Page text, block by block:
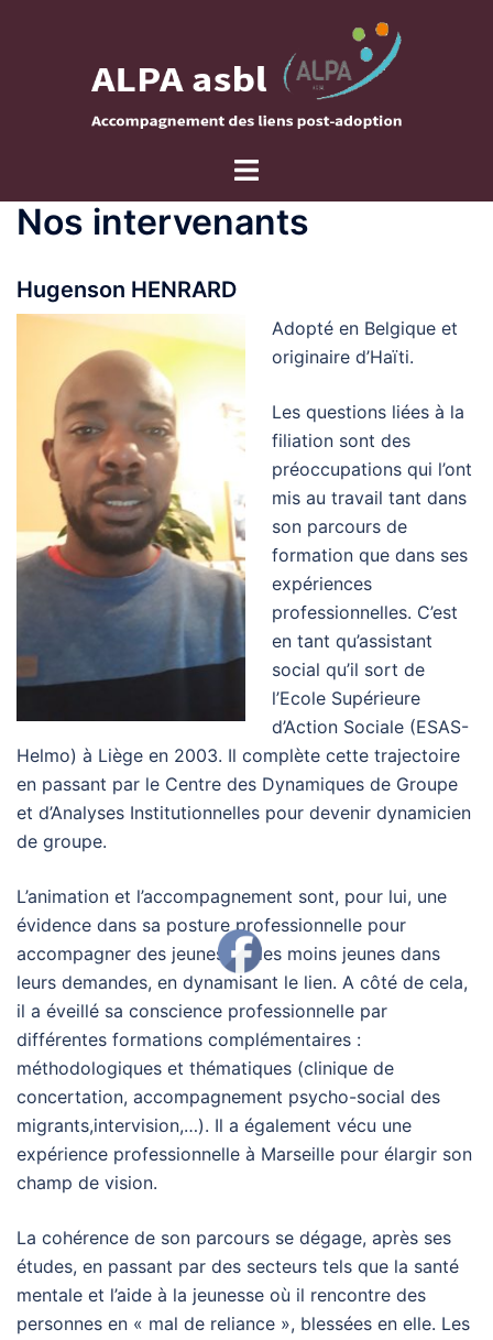
Ouvrir/fermer
menu
Nos intervenants
Hugenson HENRARD
Adopté en Belgique et
originaire d’Haïti.
Les questions liées à la
filiation sont des
préoccupations qui l’ont
mis au travail tant dans
son parcours de
formation que dans ses
expériences
professionnelles. C’est
en tant qu’assistant
social qu’il sort de
l’Ecole Supérieure
d’Action Sociale (ESAS-
Helmo) à Liège en 2003. Il complète cette trajectoire
en passant par le Centre des Dynamiques de Groupe
et d’Analyses Institutionnelles pour devenir dynamicien
de groupe.
L’animation et l’accompagnement sont, pour lui, une
évidence dans sa posture professionnelle pour
accompagner des jeunes et des moins jeunes dans
leurs demandes, en dynamisant le lien. A côté de cela,
il a éveillé sa conscience professionnelle par
différentes formations complémentaires :
méthodologiques et thématiques (clinique de
concertation, accompagnement psycho-social des
migrants,intervision,…). Il a également vécu une
expérience professionnelle à Marseille pour élargir son
champ de vision.
La cohérence de son parcours se dégage, après ses
études, en passant par des secteurs tels que la santé
mentale et l’aide à la jeunesse où il rencontre des
personnes en « mal de reliance », blessées en elle. Les